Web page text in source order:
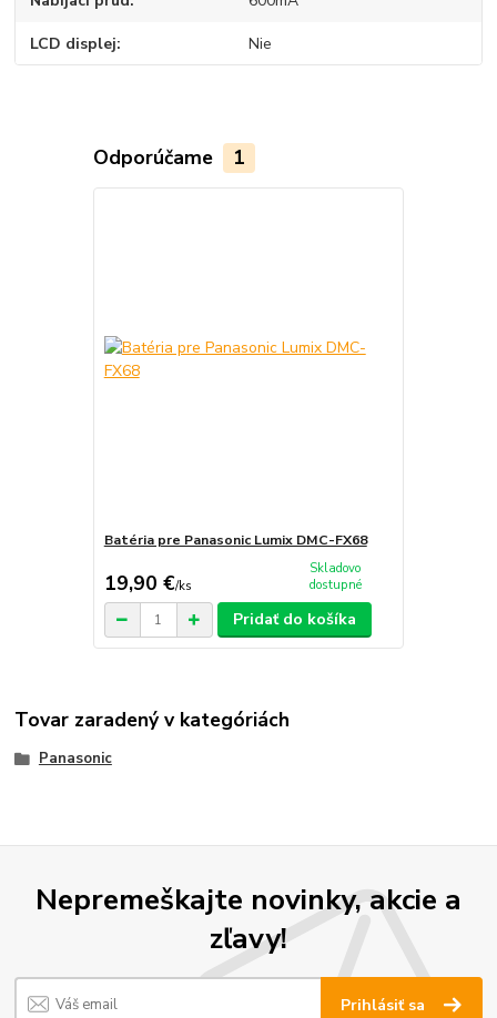
LCD displej Nie
Odporúčame 1
Batéria pre Panasonic Lumix DMC-FX68
19,90 €/ks
Skladovo
dostupné
Pridať do košíka
Tovar zaradený v kategóriách
Panasonic
Nepremeškajte novinky, akcie a
zľavy!
Prihlásiť sa